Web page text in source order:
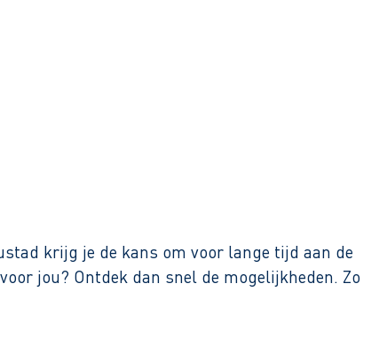
krijg je de kans om voor lange tijd aan de
jou? Ontdek dan snel de mogelijkheden. Zo